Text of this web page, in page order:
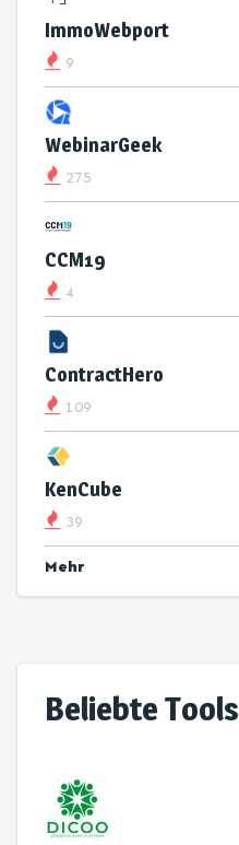
ImmoWebport
9
WebinarGeek
275
CCM19
4
ContractHero
109
KenCube
39
Mehr
Beliebte Tools